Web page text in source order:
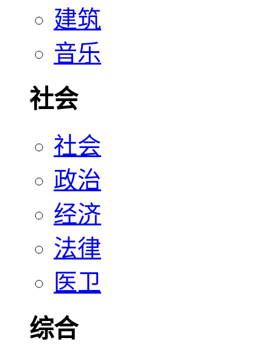
建筑
音乐
社会
社会
政治
经济
法律
医卫
综合